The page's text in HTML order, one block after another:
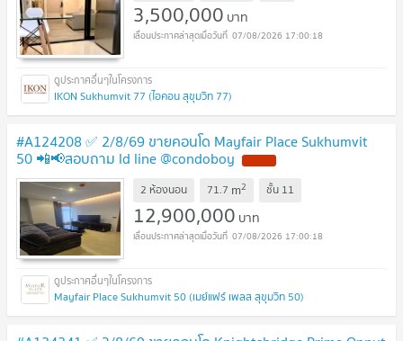
3,500,000 บาท
07/08/2026 17:00:18
IKON Sukhumvit 77 (ไอคอน สุขุมวิท 77)
#A124208 ✅ 2/8/69 ขายคอนโด Mayfair Place Sukhumvit
50 📲📢สอบถาม ld line @condoboy
2 ห้องนอน 71.7 m2 ชั้น 11
12,900,000 บาท
07/08/2026 17:00:18
Mayfair Place Sukhumvit 50 (เมย์แฟร์ เพลส สุขุมวิท 50)